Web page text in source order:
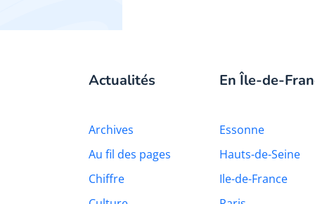
Actualités
Archives
Au fil des pages
Chiffre
En Île-de-
Essonne
Hauts-de-Seine
Ile-de-France